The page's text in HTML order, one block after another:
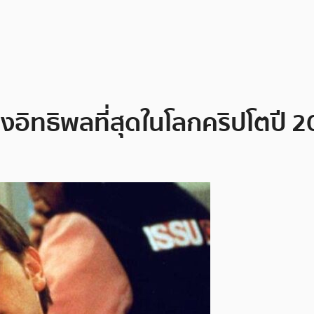
อิทธิพลที่สุดในโลกคริปโตปี